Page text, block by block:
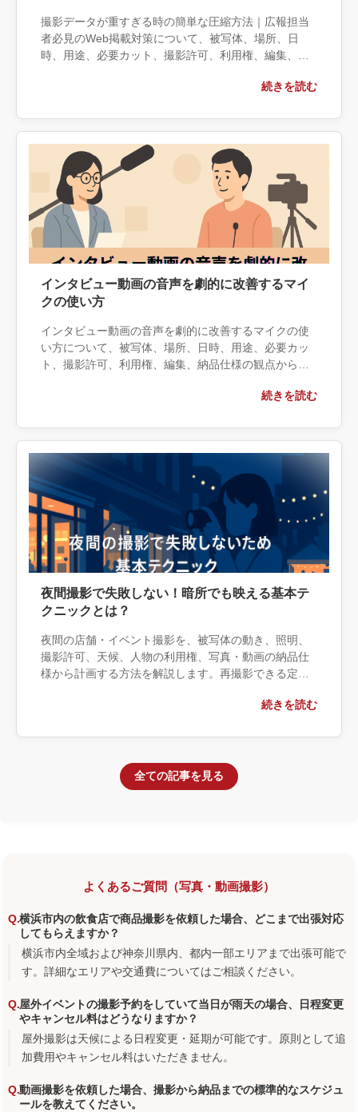
撮影データが重すぎる時の簡単な圧縮方法｜広報担当
者必見のWeb掲載対策について、被写体、場所、日
時、用途、必要カット、撮影許可、利用権、編集、納
社で対応できる範囲と外部へ相談する条件、相談前に
に解説します。
続きを読む
インタビュー動画の音声を劇的に改善するマイ
クの使い方
インタビュー動画の音声を劇的に改善するマイクの使
い方について、被写体、場所、日時、用途、必要カッ
ト、撮影許可、利用権、編集、納品仕様の観点から実
と外部へ相談する条件、相談前に用意する情報、依頼
続きを読む
夜間撮影で失敗しない！暗所でも映える基本テ
クニックとは？
夜間の店舗・イベント撮影を、被写体の動き、照明、
撮影許可、天候、人物の利用権、写真・動画の納品仕
様から計画する方法を解説します。再撮影できる定点
場は外注するなど、判断基準と相談時に渡すカット表
続きを読む
全ての記事を見る
よくあるご質問（写真・動画撮影）
横浜市内の飲食店で商品撮影を依頼した場合、どこまで出張対応
してもらえますか？
横浜市内全域および神奈川県内、都内一部エリアまで出張可能で
す。詳細なエリアや交通費についてはご相談ください。
屋外イベントの撮影予約をしていて当日が雨天の場合、日程変更
やキャンセル料はどうなりますか？
屋外撮影は天候による日程変更・延期が可能です。原則として追
加費用やキャンセル料はいただきません。
動画撮影を依頼した場合、撮影から納品までの標準的なスケジュ
ールを教えてください。